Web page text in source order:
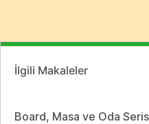
İlgili Makaleler
Board, Masa ve Oda